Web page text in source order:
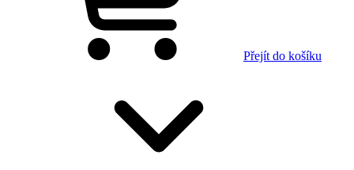
Přejít do košíku